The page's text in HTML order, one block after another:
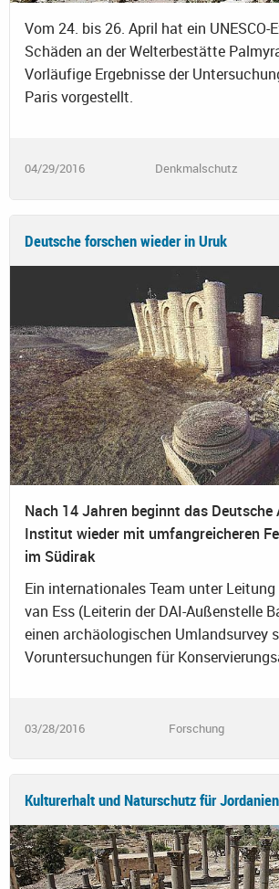
Vom 24. bis 26. April hat ein UNESCO-
Schäden an der Welterbestätte
Vorläufige Ergebnisse der
Paris vorgestellt.
04/29/2016 Denkmalschutz
Deutsche forschen wieder in Uruk
Nach 14 Jahren beginnt das Deutsche
Institut wieder mit umfangreicheren
im Südirak
Ein internationales Team unter
van Ess (Leiterin der DAI-Außenstelle
einen archäologischen Umlandsurvey
Voruntersuchungen für
03/28/2016 Forschung
Kulturerhalt und Naturschutz für